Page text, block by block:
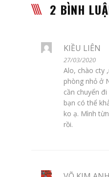
2 BÌNH
KIỀU LIÊN
27/03/2020
Alo, chào cty
phòng nhỏ ở
cần chuyển
bạn có thể
ko ạ. Mình
rồi.